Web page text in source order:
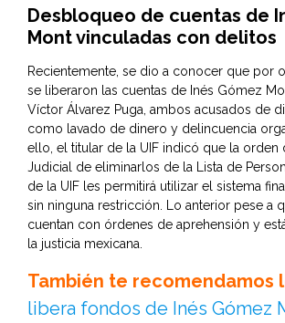
Desbloqueo de cuentas de
Mont vinculadas con delitos
Recientemente, se dio a conocer que por
se liberaron las cuentas de Inés Gómez
Víctor Álvarez Puga, ambos acusados de
como lavado de dinero y delincuencia
ello, el titular de la UIF indicó que la orden
Judicial de eliminarlos de la Lista de
de la UIF les permitirá utilizar el sistema
sin ninguna restricción. Lo anterior pese a
cuentan con órdenes de aprehensión y
la justicia mexicana.
También te recomendamos
libera fondos de Inés Gómez